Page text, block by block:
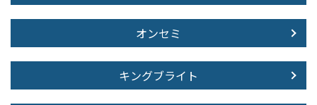
オンセミ
キングブライト